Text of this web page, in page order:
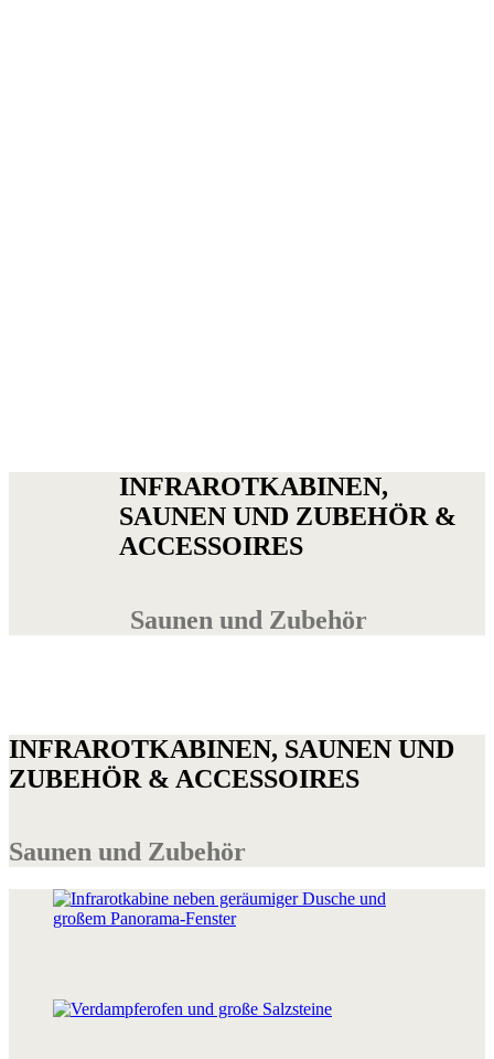
INFRAROTKABINEN,
SAUNEN UND ZUBEHÖR &
ACCESSOIRES
Saunen und Zubehör
INFRAROTKABINEN, SAUNEN UND
ZUBEHÖR & ACCESSOIRES
Saunen und Zubehör